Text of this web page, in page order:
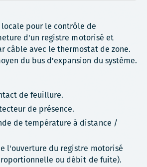
pour le contrôle de
d'un registre motorisé et
câble avec le thermostat de zone.
du bus d'expansion du système.
de feuillure.
de présence.
de température à distance /
l'ouverture du registre motorisé
ou débit de fuite).